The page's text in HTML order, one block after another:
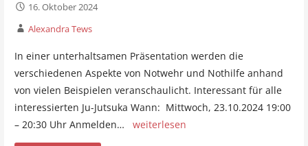
16. Oktober 2024
Alexandra Tews
In einer unterhaltsamen Präsentation werden die
verschiedenen Aspekte von Notwehr und Nothilfe anhand
von vielen Beispielen veranschaulicht. Interessant für alle
interessierten Ju-Jutsuka Wann: Mittwoch, 23.10.2024 19:00
– 20:30 Uhr Anmelden… weiterlesen